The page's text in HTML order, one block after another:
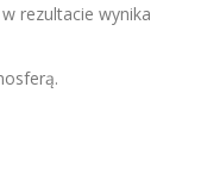
rezultacie wynika